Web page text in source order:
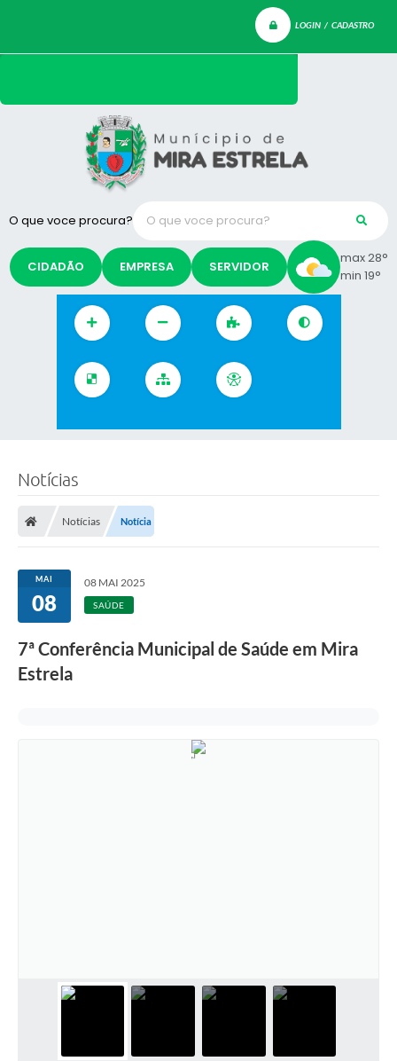
LOGIN / CADASTRO
O que voce procura?
CIDADÃO EMPRESA SERVIDOR
max 28°
min 19°
Notícias
Notícias Notícia
MAI
08
08 MAI 2025
SAÚDE
7ª Conferência Municipal de Saúde em Mira
Estrela